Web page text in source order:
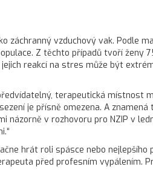
záchranný vzduchový vak. Podle
Z těchto případů tvoří ženy
reakcí na stres může být
terapeutická místnost
je přísně omezena. A
názorně v rozhovoru pro NZIP v
hrát roli spásce nebo
před profesním vypálením.